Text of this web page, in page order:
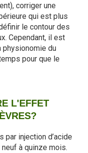
corriger une
qui est plus
le contour des
Cependant, il est
physionomie du
pour que le
L'EFFET
par injection d’acide
à quinze mois.